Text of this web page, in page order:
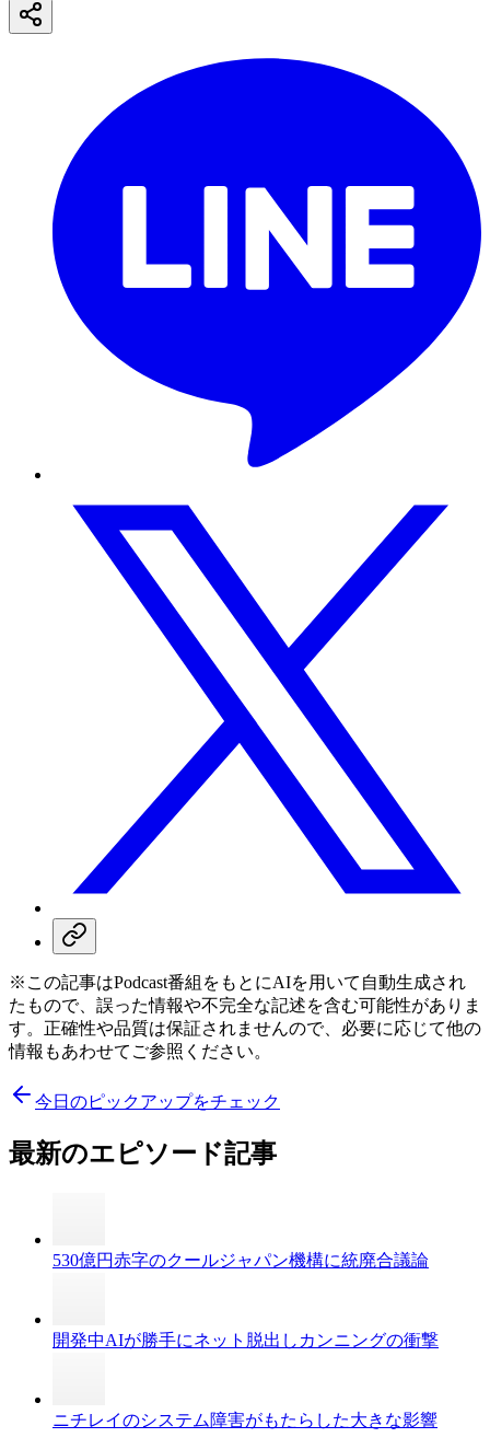
※この記事はPodcast番組をもとにAIを用いて自動生成され
たもので、誤った情報や不完全な記述を含む可能性がありま
す。正確性や品質は保証されませんので、必要に応じて他の
情報もあわせてご参照ください。
今日のピックアップをチェック
最新のエピソード記事
530億円赤字のクールジャパン機構に統廃合議論
開発中AIが勝手にネット脱出しカンニングの衝撃
ニチレイのシステム障害がもたらした大きな影響